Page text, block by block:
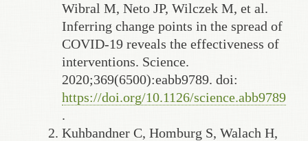
Wibral M, Neto JP, Wilczek M, et al.
Inferring change points in the spread of
COVID-19 reveals the effectiveness of
interventions. Science.
2020;369(6500):eabb9789. doi:
https://doi.org/10.1126/science.abb9789
.
Kuhbandner C, Homburg S, Walach H,